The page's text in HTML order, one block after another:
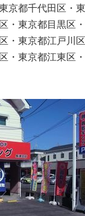
京都千代田区・
・東京都目黒区
・東京都江戸川
・東京都江東区